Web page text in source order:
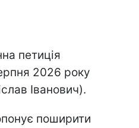
петиція
2026 року
Іванович).
поширити